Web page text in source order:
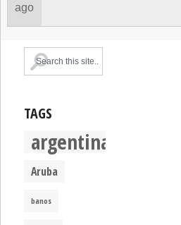
ago
TAGS
argentina
Aruba
banos